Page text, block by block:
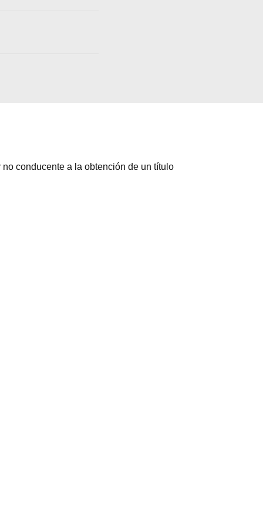
conducente a la obtención de un título